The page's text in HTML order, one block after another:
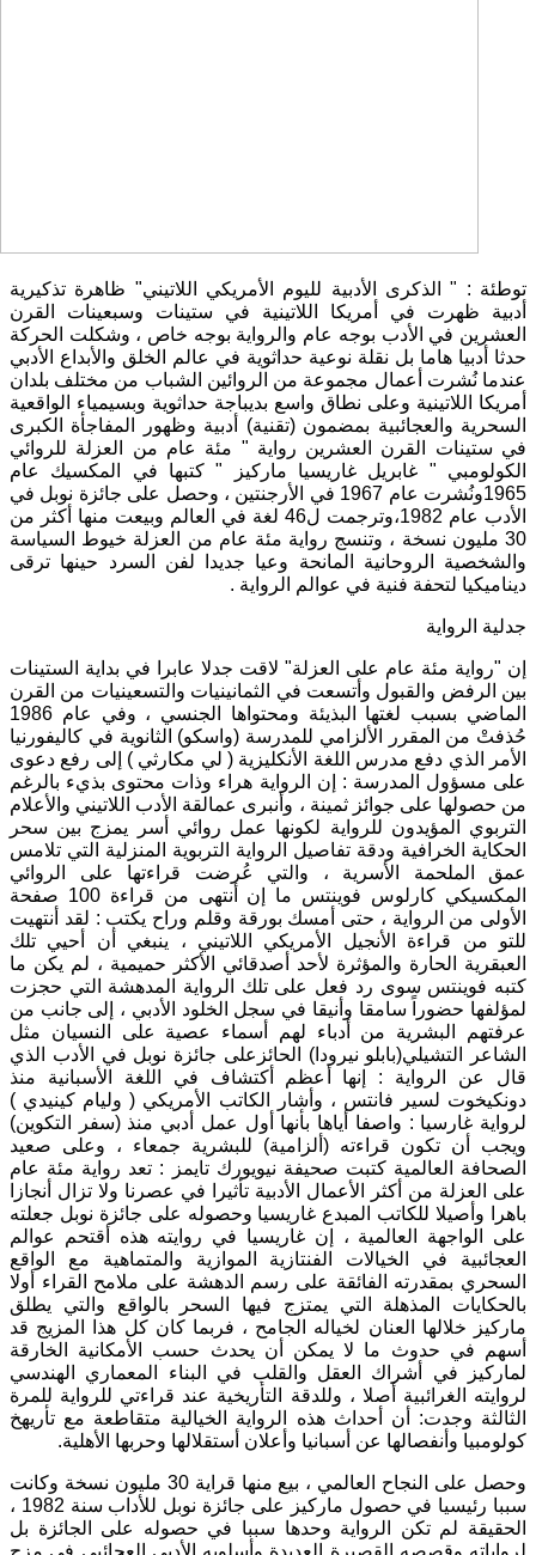
توطئة : " الذكرى الأدبية لليوم الأمريكي اللاتيني" ظاهرة تذكيرية
أدبية ظهرت في أمريكا اللاتينية في ستينات وسبعينات القرن
العشرين في الأدب بوجه عام والرواية بوجه خاص ، وشكلت الحركة
حدثا أدبيا هاما بل نقلة نوعية حداثوية في عالم الخلق والأبداع الأدبي
عندما نُشرت أعمال مجموعة من الروائين الشباب من مختلف بلدان
أمريكا اللاتينية وعلى نطاق واسع بديباجة حداثوية وبسيمياء الواقعية
السحرية والعجائبية بمضمون(تقنية)
أدبية وظهور المفاجأة الكبرى
في ستينات القرن العشرين رواية " مئة عام من العزلة للروائي
الكولومبي " غابريل غاريسيا ماركيز " كتبها في المكسيك عام
1965ونُشرت عام 1967 في الأرجنتين ، وحصل على جائزة نوبل في
الأدب عام 1982،وترجمت ل46 لغة في العالم وبيعت منها أكثر من
30 مليون نسخة ، وتنسج رواية مئة عام من العزلة خيوط السياسة
والشخصية الروحانية المانحة وعيا جديدا لفن السرد حينها ترقى
ديناميكيا لتحفة فنية في عوالم الرواية .
جدلية الرواية
إن "رواية مئة عام على العزلة" لاقت جدلا عابرا في بداية الستينات
بين الرفض والقبول وأتسعت في الثمانينيات والتسعينيات من القرن
الماضي بسبب لغتها البذيئة ومحتواها الجنسي ، وفي عام 1986
حُذفتْ من المقرر الألزامي للمدرسة (واسكو) الثانوية في كاليفورنيا
الأمر الذي دفع مدرس اللغة الأنكليزية ( لي مكارثي ) إلى رفع دعوى
على مسؤول المدرسة :
إن الرواية هراء وذات محتوى بذيء بالرغم
من حصولها على جوائز ثمينة ، وأنبرى عمالقة الأدب اللاتيني والأعلام
التربوي المؤيدون للرواية لكونها عمل روائي أسر يمزج بين سحر
الحكاية الخرافية ودقة تفاصيل الرواية التربوية المنزلية التي تلامس
عمق الملحمة الأسرية ، والتي عُرضت قراءتها على الروائي
المكسيكي كارلوس فوينتس ما إن أنتهى من قراءة100 صفحة
الأولى من الرواية ، حتى أمسك بورقة وقلم وراح يكتب : لقد أنتهيت
للتو من قراءة الأنجيل الأمريكي اللاتيني ، ينبغي أن أحيي تلك
العبقرية الحارة والمؤثرة لأحد أصدقائي الأكثر حميمية ، لم يكن ما
كتبه فوينتس سوى رد فعل على تلك الرواية المدهشة التي حجزت
لمؤلفها حضوراً سامقا وأنيقا في سجل الخلود الأدبي ، إلى جانب من
عرفتهم البشرية من أدباء لهم أسماء عصية على النسيان مثل
الشاعر التشيلي(بابلو نيرودا)
الحائزعلى جائزة نوبل في الأدب الذي
قال عن الرواية :
إنها أعظم أكتشاف في اللغة الأسبانية منذ
دونكيخوت لسير فانتس ، وأشار الكاتب الأمريكي ( وليام كينيدي )
لرواية غارسيا : واصفا أياها بأنها أول عمل أدبي منذ(سفر التكوين)
ويجب أن تكون قراءته ( ألزامية) للبشرية جمعاء ، وعلى صعيد
الصحافة العالمية كتبت صحيفة نيويورك تايمز : تعد رواية مئة عام
على العزلة من أكثر الأعمال الأدبية تأثيرا في عصرنا ولا تزال أنجازا
باهرا وأصيلا للكاتب المبدع غاريسيا وحصوله على جائزة نوبل جعلته
على الواجهة العالمية ، إن غاريسيا في روايته هذه أقتحم عوالم
العجائبية في الخيالات الفنتازية الموازية والمتماهية مع الواقع
السحري بمقدرته الفائقة على رسم الدهشة على ملامح القراء أولا
بالحكايات المذهلة التي يمتزج فيها السحر بالواقع والتي يطلق
ماركيز خلالها العنان لخياله الجامح ، فربما كان كل هذا المزيج قد
أسهم في حدوث ما لا يمكن أن يحدث حسب الأمكانية الخارقة
لماركيز في أشراك العقل والقلب في البناء المعماري الهندسي
لروايته الغرائبية أصلا ، وللدقة التأريخية عند قراءتي للرواية للمرة
الثالثة وجدت:
أن أحداث هذه الرواية الخيالية متقاطعة مع تأريهخ
كولومبيا وأنفصالها عن أسبانيا وأعلان أستقلالها وحربها الأهلية.
وحصل على النجاح العالمي ، بيع منها قراية30 مليون نسخة وكانت
سببا رئيسيا في حصول ماركيز على جائزة نوبل للأداب سنة 1982 ،
الحقيقة لم تكن الرواية وحدها سببا في حصوله على الجائزة بل
لرواياته وقصصه القصيرة العديدة وأسلوبه الأدبي العجائبي في مزج